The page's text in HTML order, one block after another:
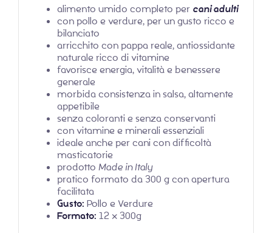
alimento umido completo per cani adulti
con pollo e verdure, per un gusto ricco e
bilanciato
arricchito con pappa reale, antiossidante
naturale ricco di vitamine
favorisce energia, vitalità e benessere
generale
morbida consistenza in salsa, altamente
appetibile
senza coloranti e senza conservanti
con vitamine e minerali essenziali
ideale anche per cani con difficoltà
masticatorie
prodotto Made in Italy
pratico formato da 300 g con apertura
facilitata
Gusto: Pollo e Verdure
Formato: 12 x 300g